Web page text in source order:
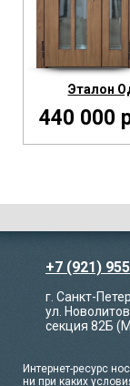
Эталон
440 000
+7 (921)
г. Санкт-
ул.
секция 82Б
Интернет-ресурс
ни при каких